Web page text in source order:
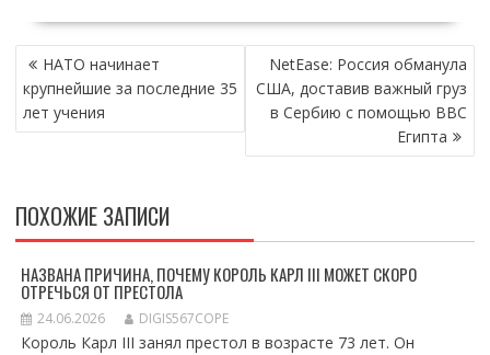
НАВИГАЦИЯ
ПО
ЗАПИСЯМ
НАТО начинает
крупнейшие за последние 35
лет учения
NetEase: Россия обманула
США, доставив важный груз
в Сербию с помощью ВВС
Египта
ПОХОЖИЕ ЗАПИСИ
НАЗВАНА ПРИЧИНА, ПОЧЕМУ КОРОЛЬ КАРЛ III МОЖЕТ СКОРО
ОТРЕЧЬСЯ ОТ ПРЕСТОЛА
24.06.2026 DIGIS567COPE
Король Карл III занял престол в возрасте 73 лет. Он